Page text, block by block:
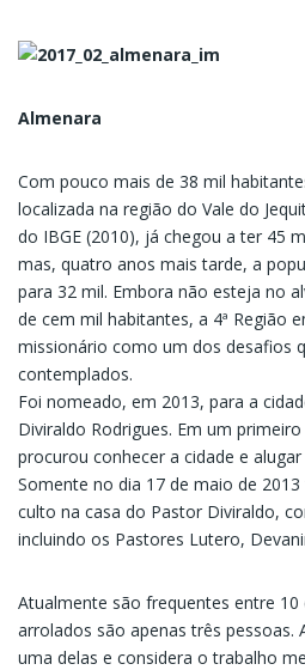
Almenara
Com pouco mais de 38 mil
localizada na região do Vale do
do IBGE (2010), já chegou a ter 45
mas, quatro anos mais tarde, a
para 32 mil. Embora não esteja no
de cem mil habitantes, a 4ª Região
missionário como um dos desafios
contemplados.
Foi nomeado, em 2013, para a
Diviraldo Rodrigues. Em um
procurou conhecer a cidade e
Somente no dia 17 de maio de
culto na casa do Pastor Diviraldo,
incluindo os Pastores Lutero,
Atualmente são frequentes entre
arrolados são apenas três pes­soas.
uma delas e considera o trabalho